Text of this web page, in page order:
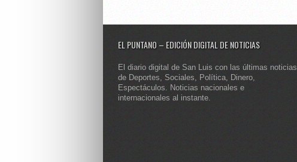
EL PUNTANO – EDICIÓN DIGITAL DE NOTICIAS
El diario digital de San Luis con las últimas noticias
de Deportes, Sociales, Política, Dinero,
Espectáculos. Noticias nacionales e
internacionales al instante.